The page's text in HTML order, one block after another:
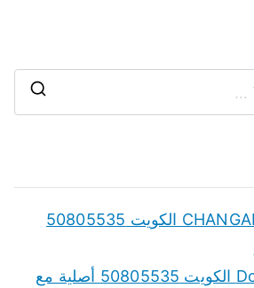
r
قطع غيار شانجان CHANGAN الكويت 50805535
قطع غيار دومي Domi الكويت 50805535 أصلية مع